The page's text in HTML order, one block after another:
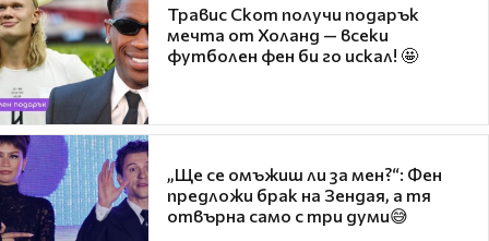
Травис Скот получи подарък
мечта от Холанд — всеки
футболен фен би го искал! 🤩
„Ще се омъжиш ли за мен?“: Фен
предложи брак на Зендая, а тя
отвърна само с три думи😅